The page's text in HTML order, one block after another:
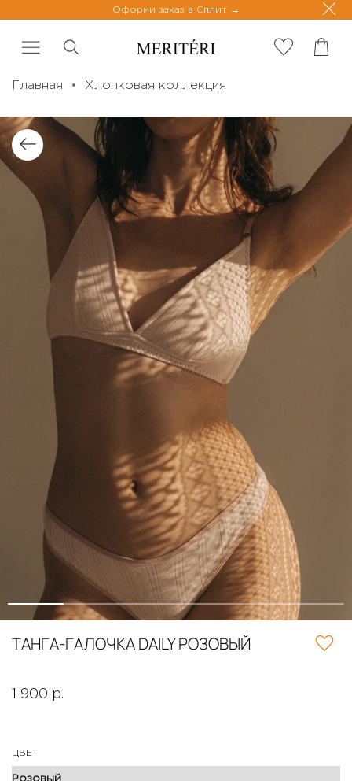
Оформи заказ в Сплит
Главная Хлопковая коллекция
ТАНГА-ГАЛОЧКА DAILY РОЗОВЫЙ
1 900 р.
ЦВЕТ